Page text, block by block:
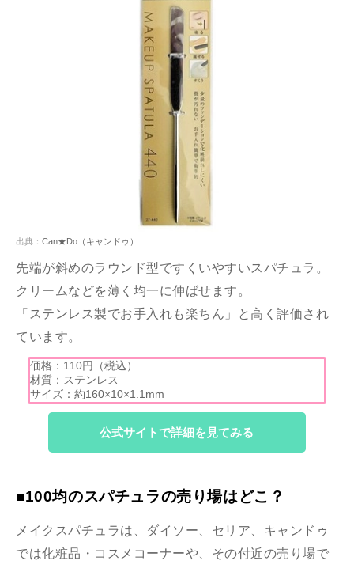
出典： Can★Do（キャンドゥ）
先端が斜めのラウンド型ですくいやすいスパチュラ。
クリームなどを薄く均一に伸ばせます。
「ステンレス製でお手入れも楽ちん」と高く評価され
ています。
価格：110円（税込）
材質：ステンレス
サイズ：約160×10×1.1mm
公式サイトで詳細を見てみる
■100均のスパチュラの売り場はどこ？
メイクスパチュラは、ダイソー、セリア、キャンドゥ
では化粧品・コスメコーナーや、その付近の売り場で